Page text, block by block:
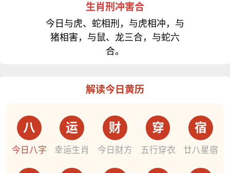
生肖刑冲害合
今日与虎、蛇相刑，与虎相冲，与
猪相害，与鼠、龙三合，与蛇六
合。
解读今日黄历
八
今日八字
运
幸运生肖
财
今日财方
穿
五行穿衣
宿
廿八星宿